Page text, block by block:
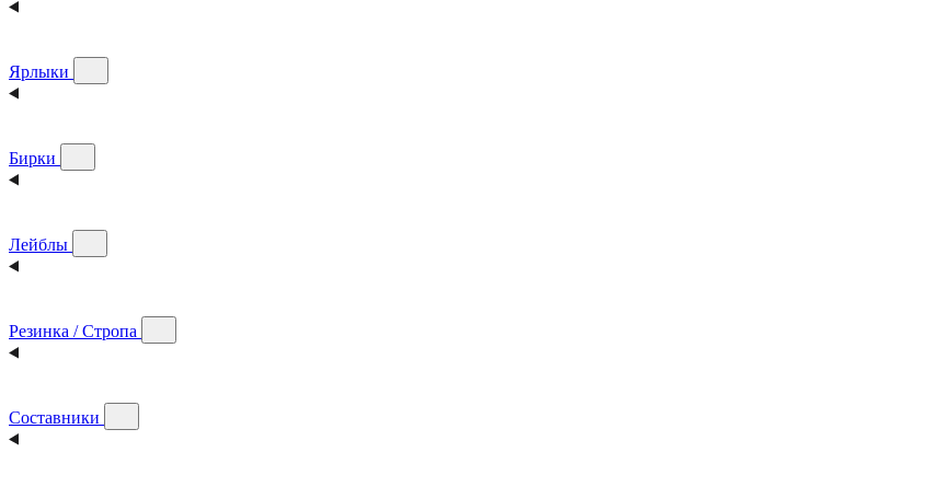
Ярлыки
Бирки
Лейблы
Резинка / Стропа
Составники